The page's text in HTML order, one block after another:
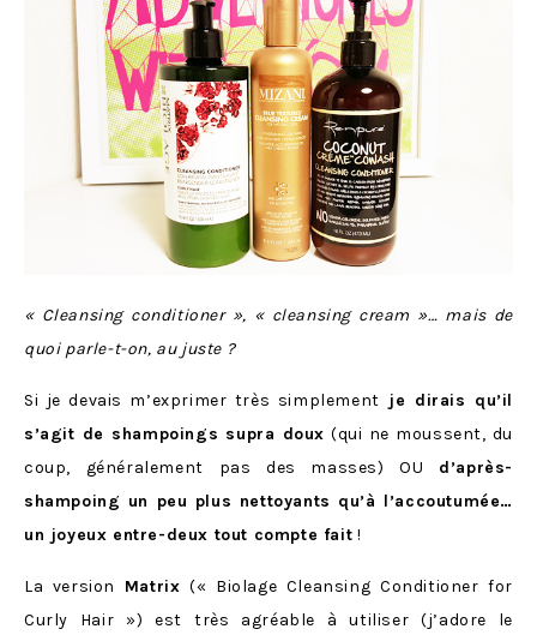
« Cleansing conditioner », « cleansing cream »… mais de
quoi parle-t-on, au juste ?
Si je devais m’exprimer très simplement je dirais qu’il
s’agit de shampoings supra doux (qui ne moussent, du
coup, généralement pas des masses) OU d’après-
shampoing un peu plus nettoyants qu’à l’accoutumée…
un joyeux entre-deux tout compte fait !
La version Matrix (« Biolage Cleansing Conditioner for
Curly Hair ») est très agréable à utiliser (j’adore le